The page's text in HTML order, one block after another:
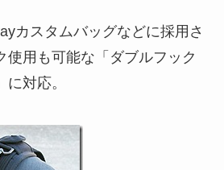
カスタムバッグなどに採用さ
使用も可能な「ダブルフック
対応。